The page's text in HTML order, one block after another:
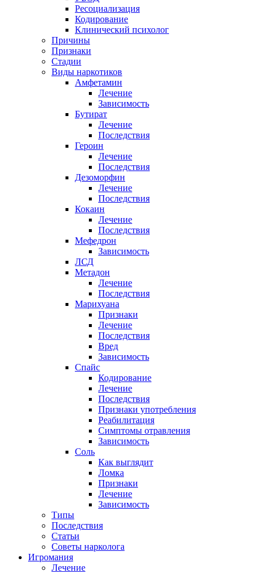
Ресоциализация
Кодирование
Клинический психолог
Причины
Признаки
Стадии
Виды наркотиков
Амфетамин
Лечение
Зависимость
Бутират
Лечение
Последствия
Героин
Лечение
Последствия
Дезоморфин
Лечение
Последствия
Кокаин
Лечение
Последствия
Мефедрон
Зависимость
ЛСД
Метадон
Лечение
Последствия
Марихуана
Признаки
Лечение
Последствия
Вред
Зависимость
Спайс
Кодирование
Лечение
Последствия
Признаки употребления
Реабилитация
Симптомы отравления
Зависимость
Соль
Как выглядит
Ломка
Признаки
Лечение
Зависимость
Типы
Последствия
Статьи
Советы нарколога
Игромания
Лечение